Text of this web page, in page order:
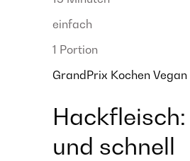
einfach
1 Portion
GrandPrix Kochen Vegan
und schnell